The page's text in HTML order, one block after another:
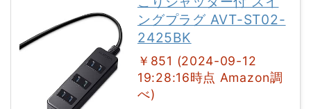
ングプラグ AVT-ST02-
2425BK
￥851 (2024-09-12
19:28:16時点 Amazon調
べ)